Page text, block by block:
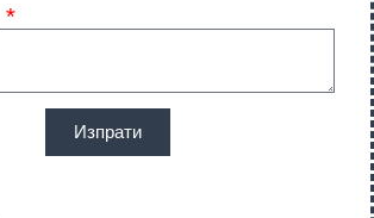
Изпрати